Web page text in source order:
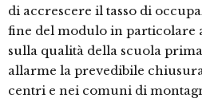
di accrescere il tasso di
fine del modulo in particolare
sulla qualità della scuola
allarme la prevedibile
centri e nei comuni di